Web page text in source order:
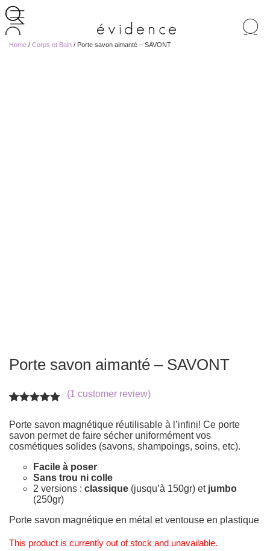
de
Home / Corps et Bain / Porte savon aimanté – SAVONT
Porte savon aimanté – SAVONT
out of 5
based on
customer
rating
(1 customer review)
Porte savon magnétique réutilisable à l’infini! Ce porte
savon permet de faire sécher uniformément vos
cosmétiques solides (savons, shampoings, soins, etc).
Facile à poser
Sans trou ni colle
2 versions : classique (jusqu’à 150gr) et jumbo
(250gr)
Porte savon magnétique en métal et ventouse en plastique
This product is currently out of stock and unavailable.